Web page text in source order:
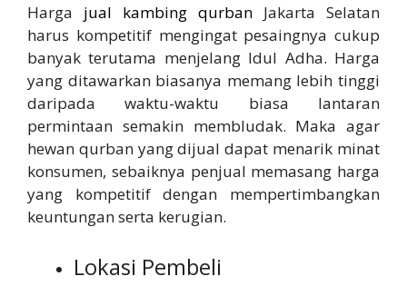
Harga jual kambing qurban Jakarta Selatan
harus kompetitif mengingat pesaingnya cukup
banyak terutama menjelang Idul Adha. Harga
yang ditawarkan biasanya memang lebih tinggi
daripada waktu-waktu biasa lantaran
permintaan semakin membludak. Maka agar
hewan qurban yang dijual dapat menarik minat
konsumen, sebaiknya penjual memasang harga
yang kompetitif dengan mempertimbangkan
keuntungan serta kerugian.
Lokasi Pembeli